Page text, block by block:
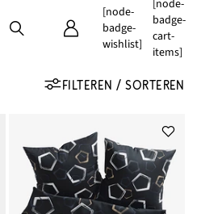
[node-
badge-
wishlist]
[node-
badge-
cart-
items]
FILTEREN / SORTEREN